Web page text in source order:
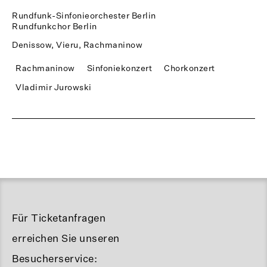
Rundfunk-Sinfonieorchester Berlin
Rundfunkchor Berlin
Denissow, Vieru, Rachmaninow
Rachmaninow Sinfoniekonzert
Chorkonzert
Vladimir Jurowski
Für Ticketanfragen
erreichen Sie unseren
Besucherservice: